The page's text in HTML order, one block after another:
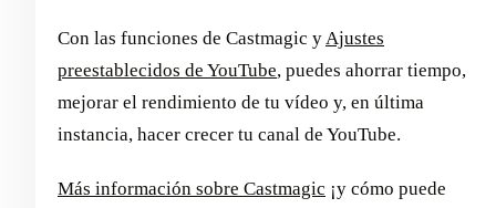
Con las funciones de Castmagic y Ajustes
preestablecidos de YouTube, puedes ahorrar tiempo,
mejorar el rendimiento de tu vídeo y, en última
instancia, hacer crecer tu canal de YouTube.
Más información sobre Castmagic ¡y cómo puede